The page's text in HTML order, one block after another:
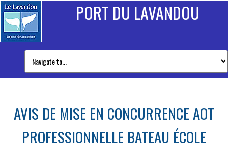
PORT DU LAVANDOU
AVIS DE MISE EN CONCURRENCE AOT
PROFESSIONNELLE BATEAU ÉCOLE